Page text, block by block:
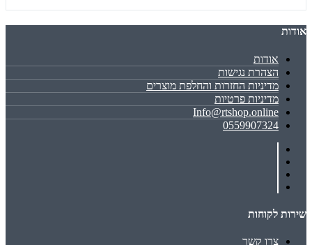
אודות
אודות
הצהרת נגישות
מדיניות החזרות והחלפת מוצרים
מדיניות פרטיות
Info@rtshop.online
0559907324
שירות לקוחות
צרו קשר